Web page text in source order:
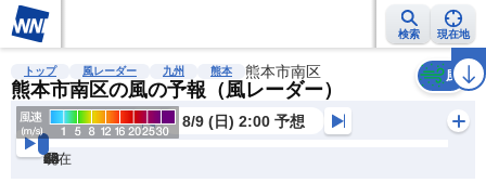
検索 現在地
雨雲レーダー 台風情報 地震情報 警報・注意報 2週間天気 ラ
トップ 風レーダー 九州 熊本 熊本市南区
熊本市南区の風の予報（風レーダー）
風
8/9 (日) 2:00 予想
現在
6h
12
24
36
48
60
72